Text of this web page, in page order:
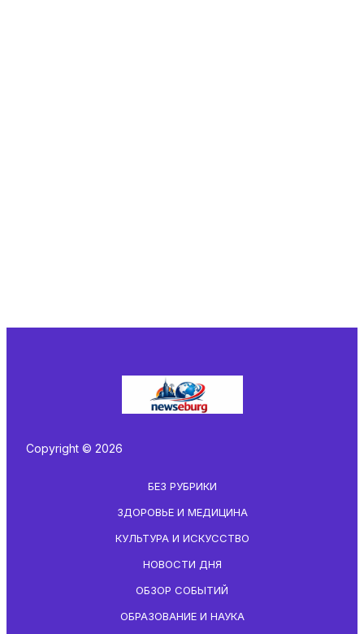
Copyright © 2026
БЕЗ РУБРИКИ
ЗДОРОВЬЕ И МЕДИЦИНА
КУЛЬТУРА И ИСКУССТВО
НОВОСТИ ДНЯ
ОБЗОР СОБЫТИЙ
ОБРАЗОВАНИЕ И НАУКА